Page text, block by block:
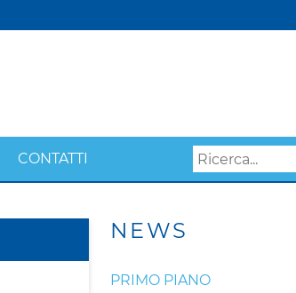
CONTATTI
NEWS
PRIMO PIANO